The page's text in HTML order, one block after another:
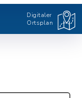
Digitaler
Ortsplan